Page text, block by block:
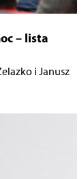
– lista
i Janusz